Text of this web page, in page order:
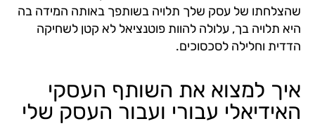
שהצלחתו של עסק שלך תלויה בשותפך באותה המידה בה
היא תלויה בך, עלולה להוות פוטנציאל לא קטן לשחיקה
הדדית וחלילה לסכסוכים.
איך למצוא את השותף העסקי
האידיאלי עבורי ועבור העסק שלי